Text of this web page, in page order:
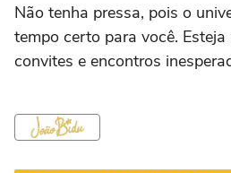
Não tenha pressa, pois o
tempo certo para você.
convites e encontros